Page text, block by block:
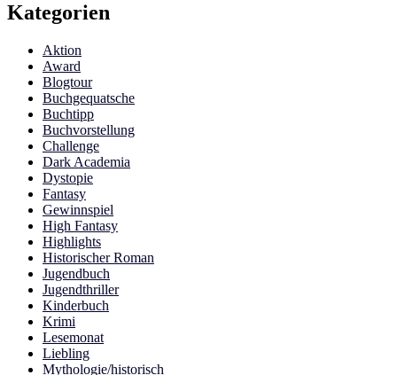
Kategorien
Aktion
Award
Blogtour
Buchgequatsche
Buchtipp
Buchvorstellung
Challenge
Dark Academia
Dystopie
Fantasy
Gewinnspiel
High Fantasy
Highlights
Historischer Roman
Jugendbuch
Jugendthriller
Kinderbuch
Krimi
Lesemonat
Liebling
Mythologie/historisch